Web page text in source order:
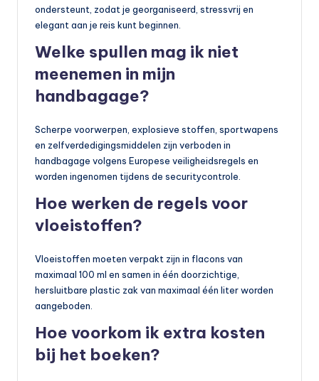
ondersteunt, zodat je georganiseerd, stressvrij en
elegant aan je reis kunt beginnen.
Welke spullen mag ik niet
meenemen in mijn
handbagage?
Scherpe voorwerpen, explosieve stoffen, sportwapens
en zelfverdedigingsmiddelen zijn verboden in
handbagage volgens Europese veiligheidsregels en
worden ingenomen tijdens de securitycontrole.
Hoe werken de regels voor
vloeistoffen?
Vloeistoffen moeten verpakt zijn in flacons van
maximaal 100 ml en samen in één doorzichtige,
hersluitbare plastic zak van maximaal één liter worden
aangeboden.
Hoe voorkom ik extra kosten
bij het boeken?